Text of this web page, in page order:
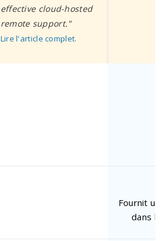
effective cloud-hosted
remote support."
Lire l'article complet.
Fournit
dans la